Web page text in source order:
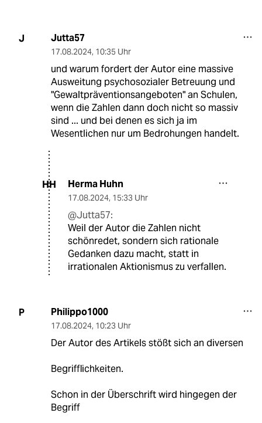
J Jutta57
17.08.2024, 10:35 Uhr
und warum fordert der Autor eine massive
Ausweitung psychosozialer Betreuung und
"Gewaltpräventionsangeboten" an Schulen,
wenn die Zahlen dann doch nicht so massiv
sind ... und bei denen es sich ja im
Wesentlichen nur um Bedrohungen handelt.
HH Herma Huhn
17.08.2024, 15:33 Uhr
@Jutta57:
Weil der Autor die Zahlen nicht
schönredet, sondern sich rationale
Gedanken dazu macht, statt in
irrationalen Aktionismus zu verfallen.
P Philippo1000
17.08.2024, 10:23 Uhr
Der Autor des Artikels stößt sich an diversen
Begrifflichkeiten.
Schon in der Überschrift wird hingegen der
Begriff